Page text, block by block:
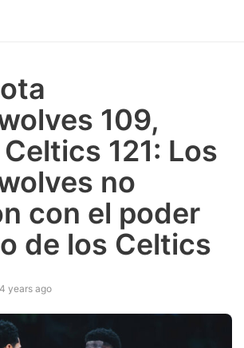
109,
121: Los
no
con el poder
de los Celtics
4 years ago